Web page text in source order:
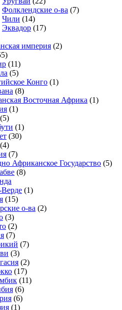
Фолклендские о-ва (7)
Чили (14)
Эквадор (17)
империя (2)
(11)
(5)
Конго (1)
(8)
Восточная Африка (1)
(1)
(5)
(1)
(30)
(4)
(7)
Африканское Государство (5)
(8)
(1)
(15)
о-ва (2)
(3)
(2)
(7)
(7)
(3)
(2)
(17)
(11)
(6)
(6)
(1)